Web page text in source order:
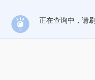
正在查询中，请